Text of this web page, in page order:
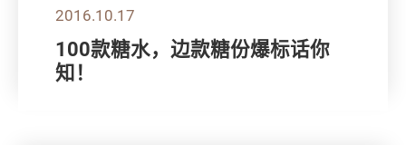
2016.10.17
100款糖水，边款糖份爆标话你
知！